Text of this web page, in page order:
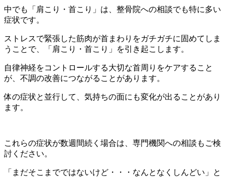
中でも「肩こり・首こり」は、整骨院への相談でも特に多い
症状です。
ストレスで緊張した筋肉が首まわりをガチガチに固めてしま
うことで、「肩こり・首こり」を引き起こします。
自律神経をコントロールする大切な首周りをケアすること
が、不調の改善につながることがあります。
体の症状と並行して、気持ちの面にも変化が出ることがあり
ます。
これらの症状が数週間続く場合は、専門機関への相談もご検
討ください。
「まだそこまでではないけど・・・なんとなくしんどい」と